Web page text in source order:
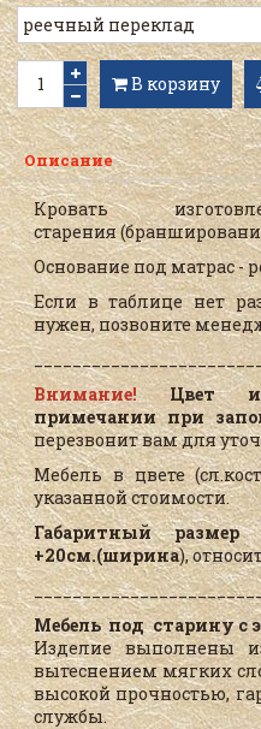
В корзину
Описание
Кровать
старения
Основание под матрас -
Если в таблице нет
нужен, позвоните
Внимание!
Цвет
примечании при
перезвонит вам для
Мебель в цвете
указанной стоимости.
Габаритный размер
+20см.(ширина),
Мебель под старину с
Изделие выполнены
вытеснением мягких
высокой прочностью,
службы.